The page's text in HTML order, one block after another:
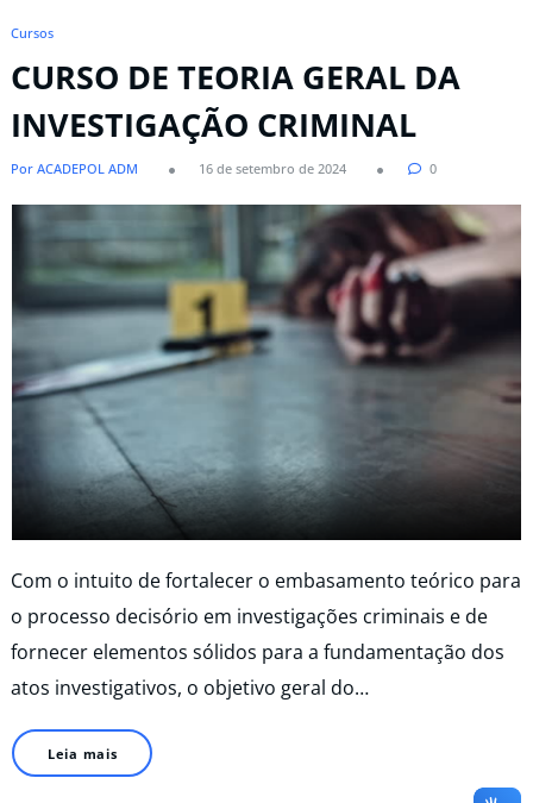
Cursos
CURSO DE TEORIA GERAL DA
INVESTIGAÇÃO CRIMINAL​
Por ACADEPOL ADM 16 de setembro de 2024 0
Com o intuito de fortalecer o embasamento teórico para
o processo decisório em investigações criminais e de
fornecer elementos sólidos para a fundamentação dos
atos investigativos, o objetivo geral do…
Leia mais